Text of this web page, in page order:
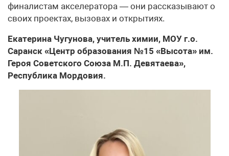
финалистам акселератора — они рассказывают о
своих проектах, вызовах и открытиях.
Екатерина Чугунова, учитель химии, МОУ г.о.
Саранск «Центр образования №15 «Высота» им.
Героя Советского Союза М.П. Девятаева»,
Республика Мордовия.